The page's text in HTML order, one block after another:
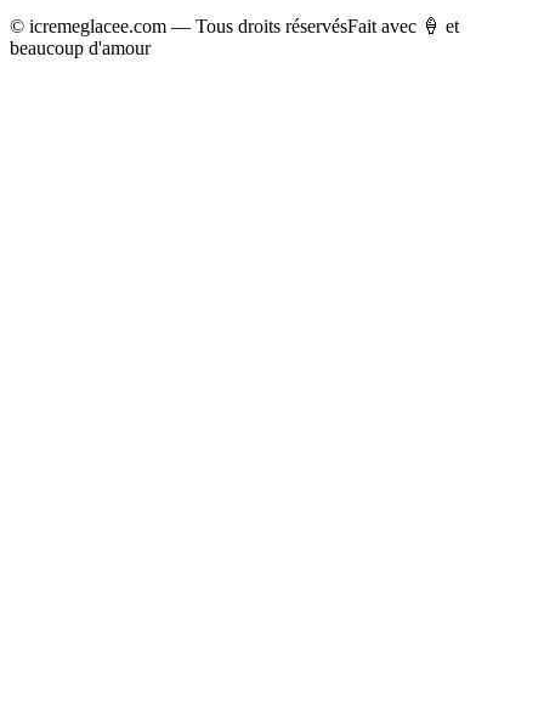
© icremeglacee.com — Tous droits réservésFait avec 🍦 et
beaucoup d'amour